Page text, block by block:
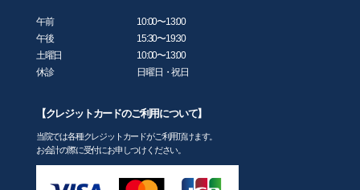
午前
10:00〜13:00
午後
15:30〜19:30
土曜日
10:00〜13:00
休診
日曜日・祝日
【クレジットカードのご利用について】
当院では各種クレジットカードがご利用頂けます。
お会計の際に受付にお申しつけください。